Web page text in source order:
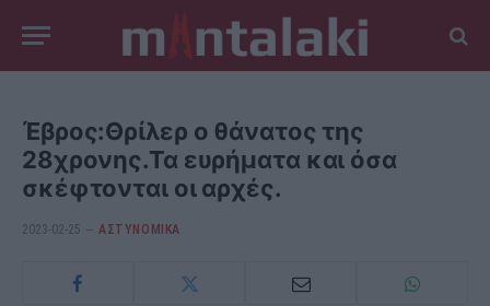
Έβρος:Θρίλερ ο θάνατος της
28χρονης.Τα ευρήματα και όσα
σκέφτονται οι αρχές.
2023-02-25 ΑΣΤΥΝΟΜΙΚΑ